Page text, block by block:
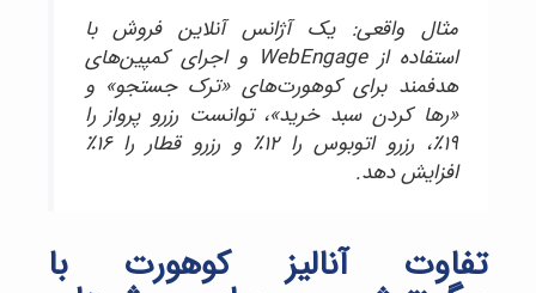
مثال واقعی: یک آژانس آنلاین فروش با
استفاده از WebEngage و اجرای کمپین‌های
هدفمند برای کوهورت‌های «ترک جستجو» و
«رها کردن سبد خرید»، توانست رزرو پرواز را
۱۹٪، رزرو اتوبوس را ۱۲٪ و رزرو قطار را ۱۶٪
افزایش دهد.
تفاوت آنالیز کوهورت با